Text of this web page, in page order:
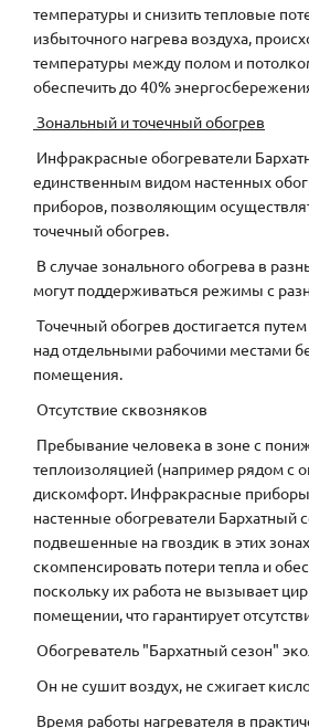
температуры и снизить тепловые
избыточного нагрева воздуха,
температуры между полом и
обеспечить до 40%
Зональный и точечный обогрев
Инфракрасные обогреватели
единственным видом настенных
приборов, позволяющим
точечный обогрев.
В случае зонального обогрева в
могут поддерживаться режимы с
Точечный обогрев достигается
над отдельными рабочими местами
помещения.
Отсутствие сквозняков
Пребывание человека в зоне с
теплоизоляцией (например рядом с
дискомфорт. Инфракрасные
настенные обогреватели Бархатный
подвешенные на гвоздик в этих
скомпенсировать потери тепла и
поскольку их работа не вызывает
помещении, что гарантирует
Обогреватель "Бархатный сезон"
Он не сушит воздух, не сжигает
Время работы нагревателя в